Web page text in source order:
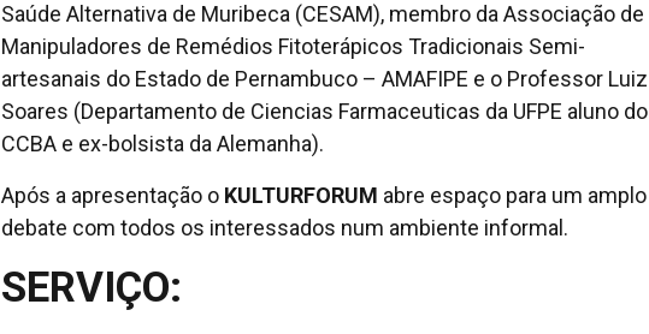
Saúde Alternativa de Muribeca (CESAM), membro da Associação de
Manipuladores de Remédios Fitoterápicos Tradicionais Semi-
artesanais do Estado de Pernambuco – AMAFIPE e o Professor Luiz
Soares (Departamento de Ciencias Farmaceuticas da UFPE aluno do
CCBA e ex-bolsista da Alemanha).
Após a apresentação o KULTURFORUM abre espaço para um amplo
debate com todos os interessados num ambiente informal.
SERVIÇO: